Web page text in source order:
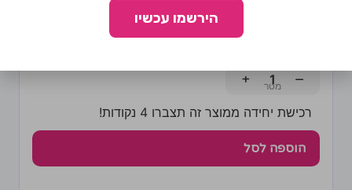
בד פלנל דגם מכוניות
−
+
רכישת יחידה ממוצר זה תצברו 4 נקודות!
הוספה לסל
הירשמו עכשיו